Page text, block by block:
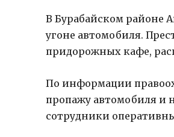
В Бурабайском районе
угоне автомобиля.
придорожных кафе,
По информации
пропажу автомобиля и
сотрудники